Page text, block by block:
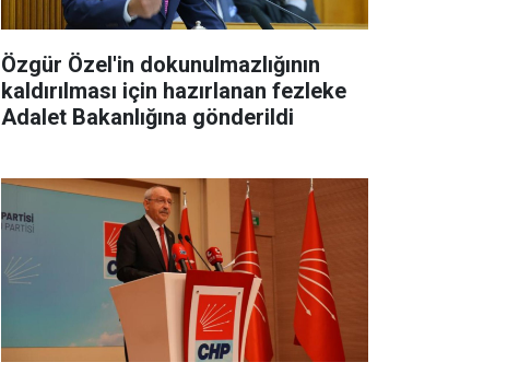
Özgür Özel'in dokunulmazlığının
kaldırılması için hazırlanan fezleke
Adalet Bakanlığına gönderildi